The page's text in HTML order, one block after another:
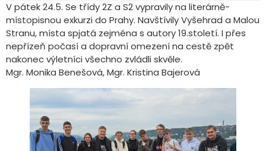
V pátek 24.5. Se třídy 2Z a S2 vypravily na literárně-
místopisnou exkurzi do Prahy. Navštívily Vyšehrad a Malou
Stranu, místa spjatá zejména s autory 19.století. I přes
nepřízeň počasí a dopravní omezení na cestě zpět
nakonec výletníci všechno zvládli skvěle.
Mgr. Monika Benešová, Mgr. Kristina Bajerová